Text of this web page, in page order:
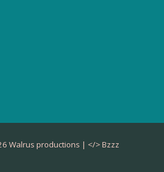
Walrus productions | </>Bzzz